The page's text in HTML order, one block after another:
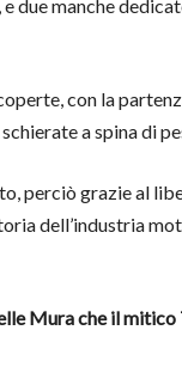
due manche
con la
a spina di
perciò grazie al
dell’industria
Mura che il